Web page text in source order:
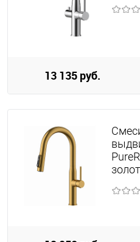
13 135 руб.